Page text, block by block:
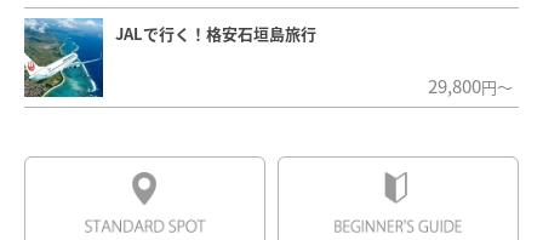
JALで行く！格安石垣島旅行
29,800円～